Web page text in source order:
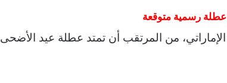
من المرتقب أن تمتد عطلة عيد الأضحى